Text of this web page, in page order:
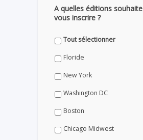
A quelles éditions
vous inscrire ?
Tout sélectionner
Floride
New York
Washington DC
Boston
Chicago Midwest